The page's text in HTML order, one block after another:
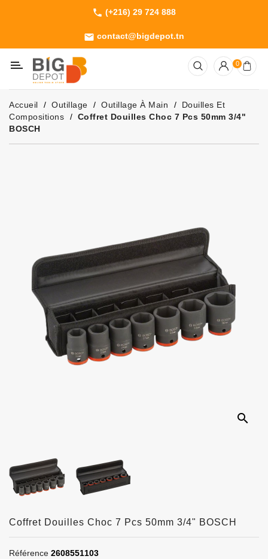
phone (+216) 29 724 888
email contact@bigdepot.tn
Machines
Outillage
Jardinage
Consommables
0
Accueil Outillage Outillage À Main
Douilles Et
Compositions
Coffret Douilles Choc 7 Pcs 50mm 3/4"
BOSCH
search
Coffret Douilles Choc 7 Pcs 50mm 3/4" BOSCH
Référence 2608551103